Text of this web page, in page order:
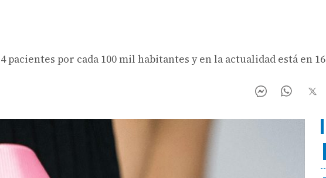
pacientes por cada 100 mil habitantes y en la actualidad está en 16